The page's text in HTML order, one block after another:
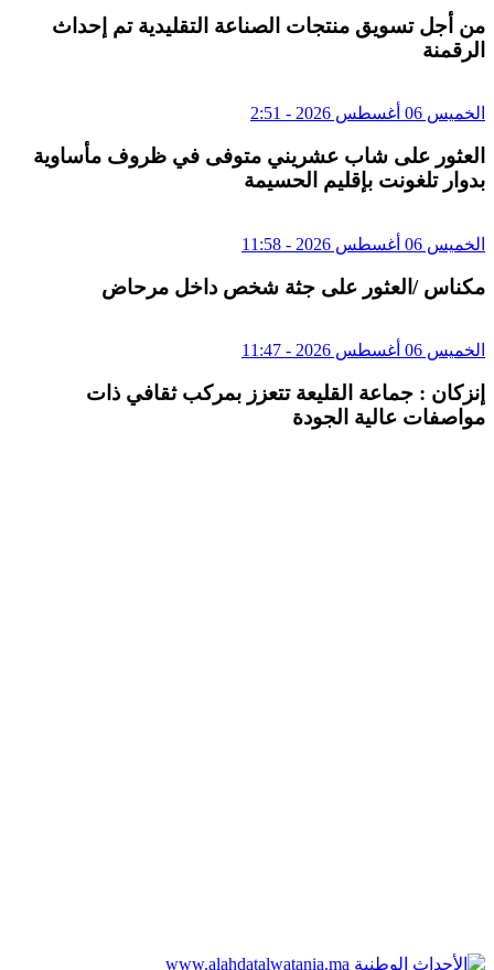
من أجل تسويق منتجات الصناعة التقليدية تم إحداث
الرقمنة
الخميس 06 أغسطس 2026 - 2:51
العثور على شاب عشريني متوفى في ظروف مأساوية
بدوار تلغونت بإقليم الحسيمة
الخميس 06 أغسطس 2026 - 11:58
مكناس /العثور على جثة شخص داخل مرحاض
الخميس 06 أغسطس 2026 - 11:47
إنزكان : جماعة القليعة تتعزز بمركب ثقافي ذات
مواصفات عالية الجودة